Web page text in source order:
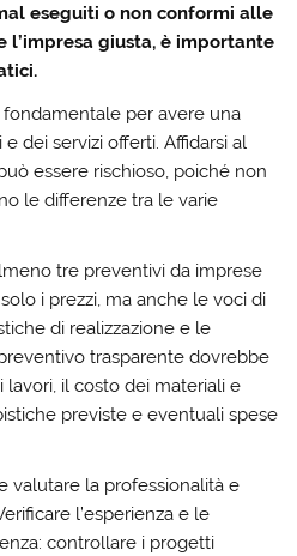
eseguiti o non conformi alle
l’impresa giusta, è importante
.
per avere una
e dei servizi offerti. Affidarsi al
essere rischioso, poiché non
le differenze tra le varie
tre preventivida imprese
i prezzi, ma anche le voci di
di realizzazione e le
trasparente dovrebbe
il costo dei materiali e
previste e eventuali spese
valutare la professionalità e
l’esperienza e le
controllare i progetti